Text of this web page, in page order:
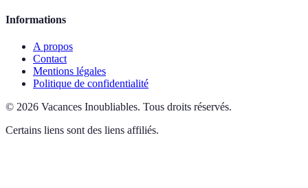
Informations
A propos
Contact
Mentions légales
Politique de confidentialité
© 2026 Vacances Inoubliables. Tous droits réservés.
Certains liens sont des liens affiliés.